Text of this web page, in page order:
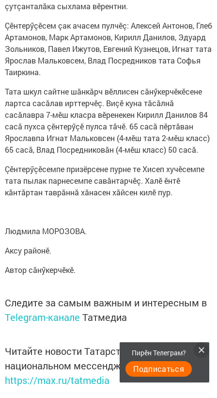
çутçанталăка сыхлама вӗрентни.
Çӗнтерӳçӗсем çак ачасем пулчӗç: Алексей Антонов, Глеб
Артамонов, Марк Артамонов, Кирилл Данилов, Эдуард
Зольников, Павел Ижутов, Евгений Кузнецов, Игнат тата
Ярослав Мальковсем, Влад Посредников тата Софья
Таиркина.
Тата шкул сайтне шăнкăрч вӗллисен сăнӳкерчӗкӗсене
лартса сасăлав ирттерчӗç. Виçӗ куна тăсăлнă
сасăлавра 7-мӗш класра вӗренекен Кирилл Данилов 84
сасă пухса çӗнтерӳçӗ пулса тăчӗ. 65 сасă пӗртăван
Ярославпа Игнат Мальковсен (4-мӗш тата 2-мӗш класс)
65 сасă, Влад Посредниковăн (4-мӗш класс) 50 сасă.
Çӗнтерӳçӗсемпе призёрсене пурне те Хисеп хучӗсемпе
тата пылак парнесемпе савăнтарчӗç. Халӗ ӗнтӗ
кăнтăртан таврăннă хăнасен хăйсен килӗ пур.
Людмила МОРОЗОВА.
Аксу районӗ.
Автор сăнӳкерчӗкӗ.
Следите за самым важным и интересным в
Telegram-канале Татмедиа
Читайте новости Татарстана в
национальном мессенджере MАХ:
https://max.ru/tatmedia
Пирӗн Телеграм?
Подписаться